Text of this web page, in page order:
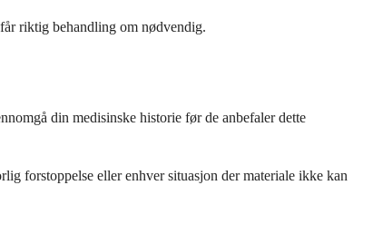
riktig behandling om nødvendig.
din medisinske historie før de anbefaler dette
forstoppelse eller enhver situasjon der materiale ikke kan